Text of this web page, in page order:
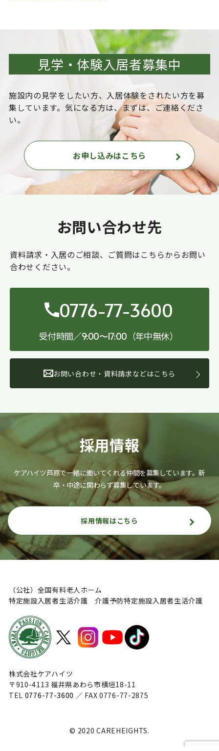
見学・体験入居者募集中
施設内の見学をしたい方、入居体験をされたい方を募
集しています。気になる方は、まずは、ご連絡くださ
い。
お申し込みはこちら
お問い合わせ先
資料請求・入居のご相談、ご質問はこちらからお問い
合わせください。
0776-77-3600
受付時間／9:00〜17:00 （年中無休）
お問い合わせ・資料請求などはこちら
採用情報
ケアハイツ芦原で一緒に働いてくれる仲間を募集しています。新
卒・中途に関わらず募集しています。
採用情報はこちら
（公社）全国有料老人ホーム
特定施設入居者生活介護 介護予防特定施設入居者生活介護
株式会社ケアハイツ
〒910-4113 福井県あわら市横垣18-11
TEL 0776-77-3600 ／ FAX 0776-77-2875
© 2020 CAREHEIGHTS.